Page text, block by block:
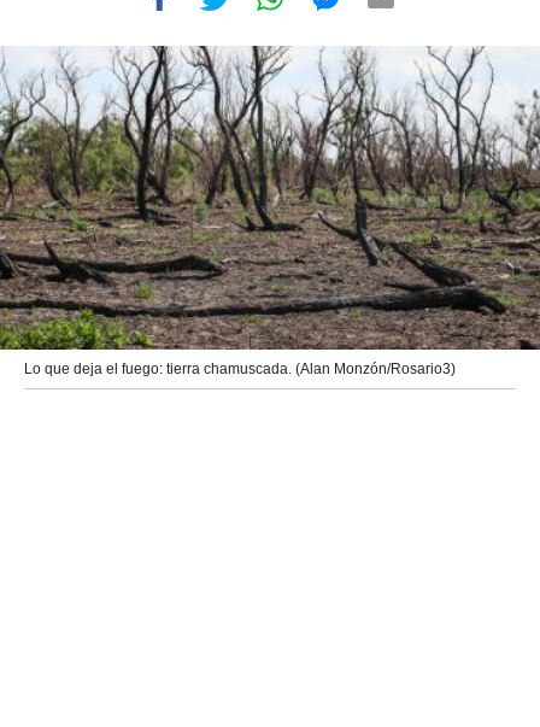
Lo que deja el fuego: tierra chamuscada. (Alan Monzón/Rosario3)